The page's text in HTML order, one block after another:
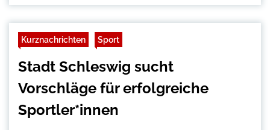
Kurznachrichten Sport
Stadt Schleswig sucht
Vorschläge für erfolgreiche
Sportler*innen